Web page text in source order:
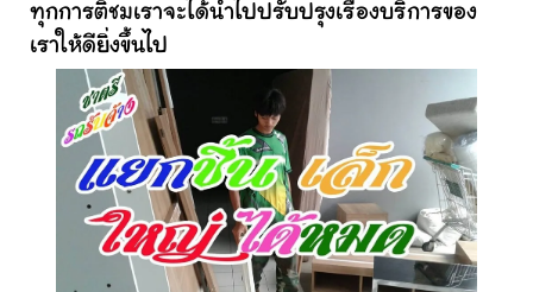
ทุกการติชมเราจะได้นำไปปรับปรุงเรื่องบริการของ
เราให้ดียิ่งขึ้นไป